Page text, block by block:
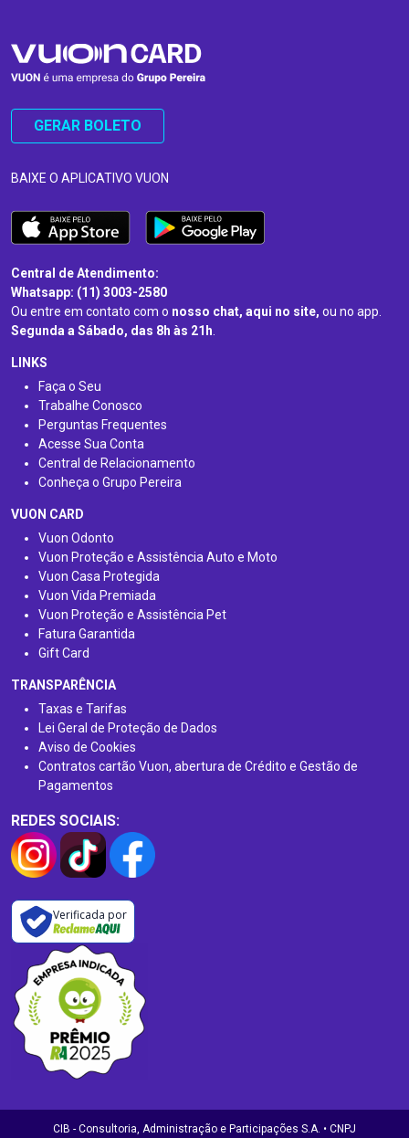
GERAR BOLETO
BAIXE O APLICATIVO VUON
Central de Atendimento:
Whatsapp: (11) 3003-2580
Ou entre em contato com o nosso chat, aqui no site, ou no app.
Segunda a Sábado, das 8h às 21h.
LINKS
Faça o Seu
Trabalhe Conosco
Perguntas Frequentes
Acesse Sua Conta
Central de Relacionamento
Conheça o Grupo Pereira
VUON CARD
Vuon Odonto
Vuon Proteção e Assistência Auto e Moto
Vuon Casa Protegida
Vuon Vida Premiada
Vuon Proteção e Assistência Pet
Fatura Garantida
Gift Card
TRANSPARÊNCIA
Taxas e Tarifas
Lei Geral de Proteção de Dados
Aviso de Cookies
Contratos cartão Vuon, abertura de Crédito e Gestão de
Pagamentos
REDES SOCIAIS:
Verificada por
CIB - Consultoria, Administração e Participações S.A. • CNPJ